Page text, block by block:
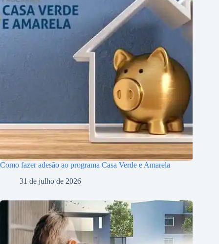
Como fazer adesão ao programa Casa Verde e Amarela
31 de julho de 2026